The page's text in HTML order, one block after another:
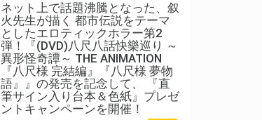
ネット上で話題沸騰となった、叙
火先生が描く 都市伝説をテーマ
としたエロティックホラー第2
弾！『(DVD)八尺八話快樂巡り ～
異形怪奇譚～ THE ANIMATION
『八尺様 完結編』『八尺様 夢物
語』』の発売を記念して、 『直
筆サイン入り台本＆色紙』プレゼ
ントキャンペーンを開催！